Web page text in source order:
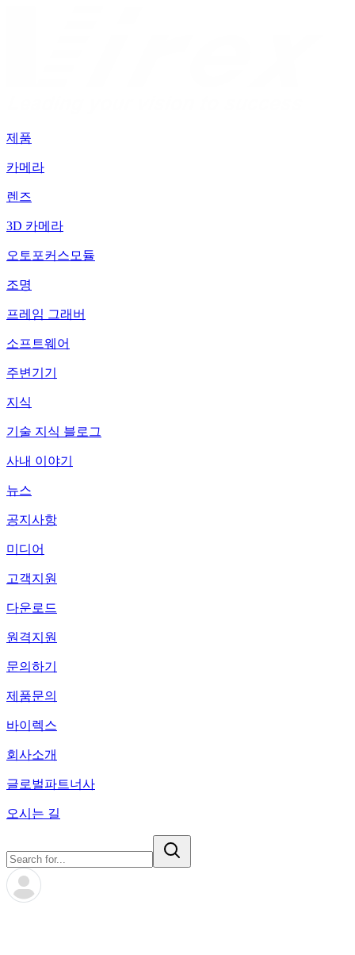
제품
카메라
렌즈
3D 카메라
오토포커스모듈
조명
프레임 그래버
소프트웨어
주변기기
지식
기술 지식 블로그
사내 이야기
뉴스
공지사항
미디어
고객지원
다운로드
원격지원
문의하기
제품문의
바이렉스
회사소개
글로벌파트너사
오시는 길